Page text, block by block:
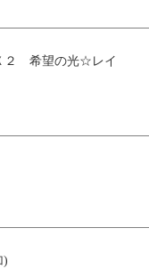
２ 希望の光☆レイ
)